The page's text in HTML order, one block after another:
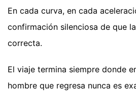
En cada curva, en cada
confirmación silenciosa de que
correcta.
El viaje termina siempre donde
hombre que regresa nunca es